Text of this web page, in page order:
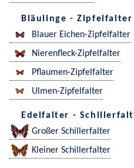
Bläulinge - Zipfelfalter
Blauer Eichen-Zipfelfalter
Nierenfleck-Zipfelfalter
Pflaumen-Zipfelfalter
Ulmen-Zipfelfalter
Edelfalter -
Großer Schillerfalter
Kleiner Schillerfalter